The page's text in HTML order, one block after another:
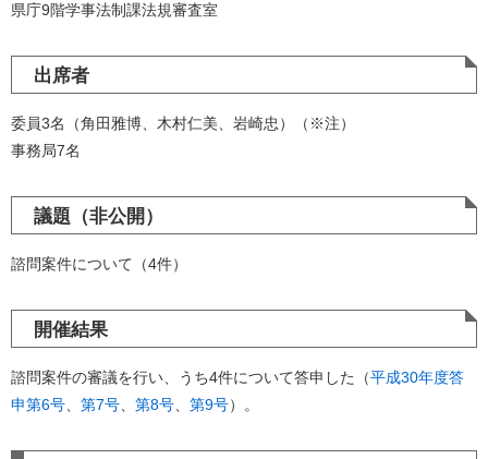
県庁9階学事法制課法規審査室
出席者
委員3名（角田雅博、木村仁美、岩崎忠）（※注）
事務局7名
議題（非公開）
諮問案件について（4件）
開催結果
諮問案件の審議を行い、うち4件について答申した（平成30年度答
申第6号
第7号 第8号 第9号）。